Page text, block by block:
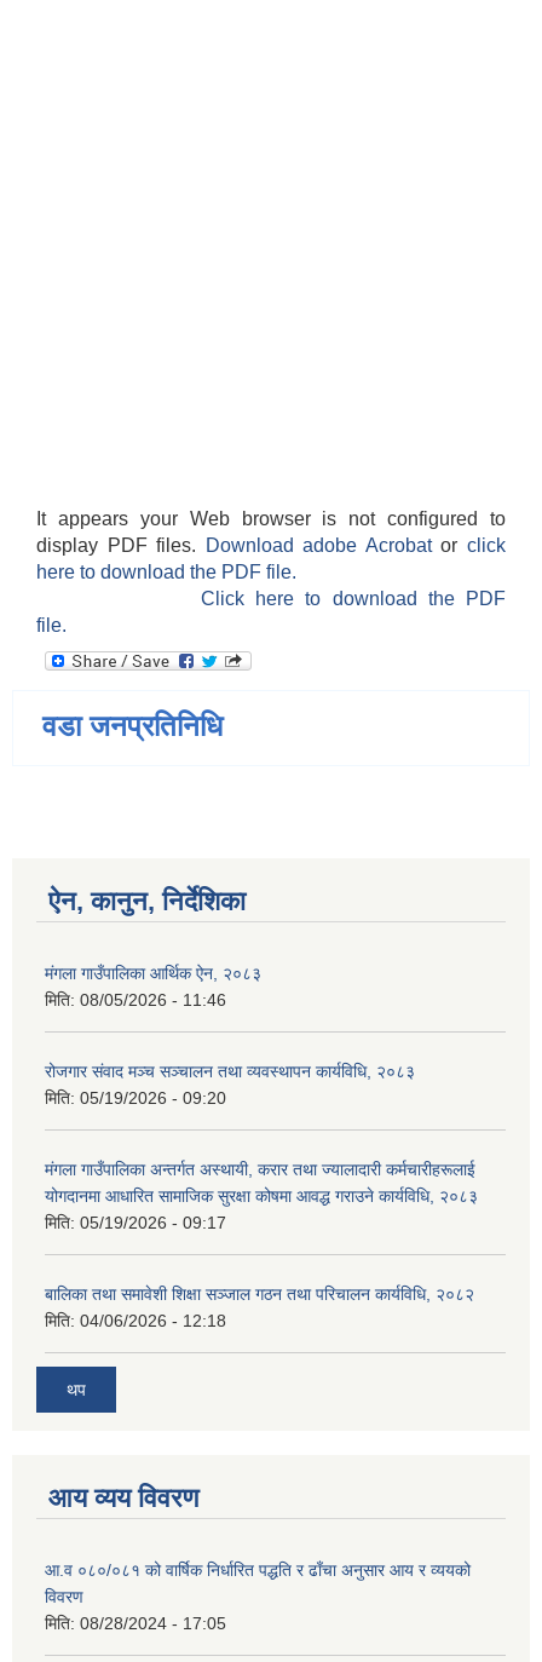
It appears your Web browser is not configured to
display PDF files.
Download adobe Acrobatorclick
here to download the PDF file.
Click here to download the PDF
file.
वडा जनप्रतिनिधि
ऐन, कानुन, निर्देशिका
मंगला गाउँपालिका आर्थिक ऐन, २०८३
मिति: 08/05/2026 - 11:46
रोजगार संवाद मञ्च सञ्चालन तथा व्यवस्थापन कार्यविधि, २०८३
मिति: 05/19/2026 - 09:20
मंगला गाउँपालिका अन्तर्गत अस्थायी, करार तथा ज्यालादारी कर्मचारीहरूलाई
योगदानमा आधारित सामाजिक सुरक्षा कोषमा आवद्ध गराउने कार्यविधि, २०८३
मिति: 05/19/2026 - 09:17
बालिका तथा समावेशी शिक्षा सञ्जाल गठन तथा परिचालन कार्यविधि, २०८२
मिति: 04/06/2026 - 12:18
थप
आय व्यय विवरण
आ.व ०८०/०८१ को वार्षिक निर्धारित पद्धति र ढाँचा अनुसार आय र व्ययको
विवरण
मिति: 08/28/2024 - 17:05